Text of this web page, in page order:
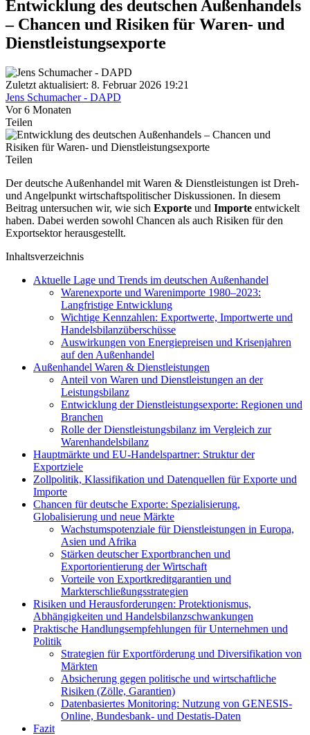
Entwicklung des deutschen Außenhandels
– Chancen und Risiken für Waren- und
Dienstleistungsexporte
Zuletzt aktualisiert: 8. Februar 2026 19:21
Jens Schumacher - DAPD
Vor 6 Monaten
Teilen
Teilen
Der deutsche Außenhandel mit Waren & Dienstleistungen ist Dreh-
und Angelpunkt wirtschaftspolitischer Diskussionen. In diesem
Beitrag untersuchen wir, wie sich Exporte und Importe entwickelt
haben. Dabei werden sowohl Chancen als auch Risiken für den
Exportsektor herausgestellt.
Inhaltsverzeichnis
Aktuelle Lage und Trends im deutschen Außenhandel
Warenexporte und Warenimporte 1980–2023:
Langfristige Entwicklung
Wichtige Kennzahlen: Exportwerte, Importwerte und
Handelsbilanzüberschüsse
Auswirkungen von Energiepreisen und Krisenjahren
auf den Außenhandel
Außenhandel Waren & Dienstleistungen
Anteil von Waren und Dienstleistungen an der
Leistungsbilanz
Entwicklung der Dienstleistungsexporte: Regionen und
Branchen
Rolle der Dienstleistungsbilanz im Vergleich zur
Warenhandelsbilanz
Hauptmärkte und EU-Handelspartner: Struktur der
Exportziele
Zollpolitik, Klassifikation und Datenquellen für Exporte und
Importe
Chancen für deutsche Exporte: Spezialisierung,
Globalisierung und neue Märkte
Wachstumspotenziale für Dienstleistungen in Europa,
Asien und Afrika
Stärken deutscher Exportbranchen und
Exportorientierung der Wirtschaft
Vorteile von Exportkreditgarantien und
Markterschließungsstrategien
Risiken und Herausforderungen: Protektionismus,
Abhängigkeiten und Handelsbilanzschwankungen
Praktische Handlungsempfehlungen für Unternehmen und
Politik
Strategien für Exportförderung und Diversifikation von
Märkten
Absicherung gegen politische und wirtschaftliche
Risiken (Zölle, Garantien)
Datenbasiertes Monitoring: Nutzung von GENESIS-
Online, Bundesbank- und Destatis-Daten
Fazit